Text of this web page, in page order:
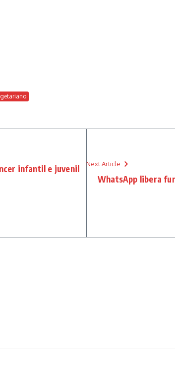
infantil e juvenil
Next Article
WhatsApp libera